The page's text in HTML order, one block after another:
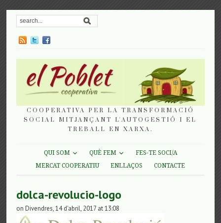
COOPERATIVA PER LA TRANSFORMACIÓ
SOCIAL MITJANÇANT L'AUTOGESTIÓ I EL
TREBALL EN XARXA.
QUI SOM QUÈ FEM
FES-TE SOCI/A
MERCAT COOPERATIU
ENLLAÇOS CONTACTE
dolca-revolucio-logo
on Divendres, 14 d'abril, 2017 at 13:08